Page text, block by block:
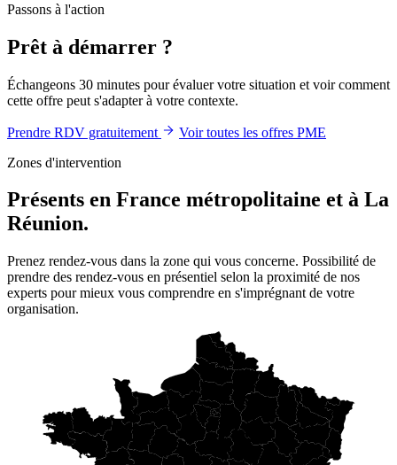
Passons à l'action
Prêt à démarrer ?
Échangeons 30 minutes pour évaluer votre situation et voir comment
cette offre peut s'adapter à votre contexte.
Prendre RDV gratuitement
Voir toutes les offres PME
Zones d'intervention
Présents en France métropolitaine et à La
Réunion.
Prenez rendez-vous dans la zone qui vous concerne. Possibilité de
prendre des rendez-vous en présentiel selon la proximité de nos
experts pour mieux vous comprendre en s'imprégnant de votre
organisation.